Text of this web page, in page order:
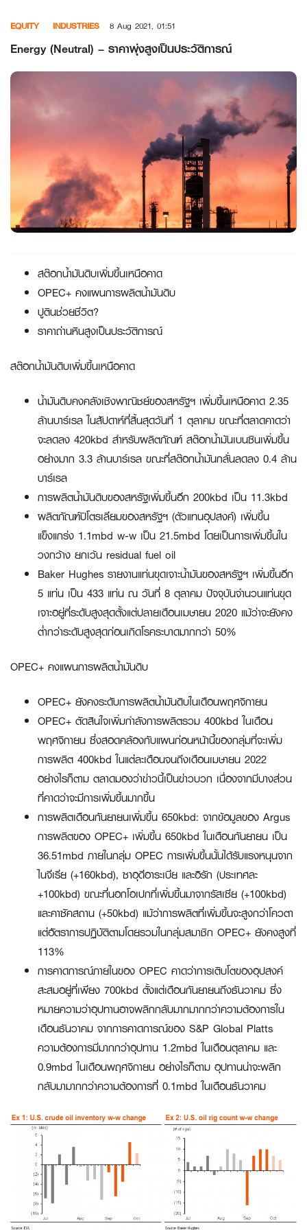
content
EQUITY INDUSTRIES 8 Aug 2021, 01:51
Energy (Neutral) – ราคาพุ่งสูงเป็นประวัติการณ์
สต๊อกน้ำมันดิบเพิ่มขึ้นเหนือคาด
OPEC+ คงแผนการผลิตน้ำมันดิบ
ปูตินช่วยชีวิต?
ราคาถ่านหินสูงเป็นประวัติการณ์
สต๊อกน้ำมันดิบเพิ่มขึ้นเหนือคาด
น้ำมันดิบคงคลังเชิงพาณิชย์ของสหรัฐฯ เพิ่มขึ้นเหนือคาด 2.35
ล้านบาร์เรล ในสัปดาห์ที่สิ้นสุดวันที่ 1 ตุลาคม ขณะที่ตลาดคาดว่า
จะลดลง 420kbd สำหรับผลิตภัณฑ์ สต๊อกน้ำมันเบนซินเพิ่มขึ้น
อย่างมาก 3.3 ล้านบาร์เรล ขณะที่สต๊อกน้ำมันกลั่นลดลง 0.4 ล้าน
บาร์เรล
การผลิตน้ำมันดิบของสหรัฐเพิ่มขึ้นอีก 200kbd เป็น 11.3kbd
ผลิตภัณฑ์ปิโตรเลียมของสหรัฐฯ (ตัวแทนอุปสงค์) เพิ่มขึ้น
แข็งแกร่ง 1.1mbd w-w เป็น 21.5mbd โดยเป็นการเพิ่มขึ้นใน
วงกว้าง ยกเว้น residual fuel oil
Baker Hughes รายงานแท่นขุดเจาะน้ำมันของสหรัฐฯ เพิ่มขึ้นอีก
5 แท่น เป็น 433 แท่น ณ วันที่ 8 ตุลาคม ปัจจุบันจำนวนแท่นขุด
เจาะอยู่ที่ระดับสูงสุดตั้งแต่ปลายเดือนเมษายน 2020 แม้ว่าจะยังคง
ต่ำกว่าระดับสูงสุดก่อนเกิดโรคระบาดมากกว่า 50%
OPEC+ คงแผนการผลิตน้ำมันดิบ
OPEC+ ยังคงระดับการผลิตน้ำมันดิบในเดือนพฤศจิกายน
OPEC+ ตัดสินใจเพิ่มกำลังการผลิตรวม 400kbd ในเดือน
พฤศจิกายน ซึ่งสอดคล้องกับแผนก่อนหน้านี้ของกลุ่มที่จะเพิ่ม
การผลิต 400kbd ในแต่ละเดือนจนถึงเดือนเมษายน 2022
อย่างไรก็ตาม ตลาดมองว่าข่าวนี้เป็นข่าวบวก เนื่องจากมีบางส่วน
ที่คาดว่าจะมีการเพิ่มขึ้นมากขึ้น
การผลิตเดือนกันยายนเพิ่มขึ้น 650kbd: จากข้อมูลของ Argus
การผลิตของ OPEC+ เพิ่มขึ้น 650kbd ในเดือนกันยายน เป็น
36.51mbd ภายในกลุ่ม OPEC การเพิ่มขึ้นนั้นได้รับแรงหนุนจาก
ไนจีเรีย (+160kbd), ซาอุดีอาระเบีย และอิรัก (ประเทศละ
+100kbd) ขณะที่นอกโอเปกที่เพิ่มขึ้นมาจากรัสเซีย (+100kbd)
และคาซัคสถาน (+50kbd) แม้ว่าการผลิตที่เพิ่มขึ้นจะสูงกว่าโควตา
แต่อัตราการปฏิบัติตามโดยรวมในกลุ่มสมาชิก OPEC+ ยังคงสูงที่
113%
การคาดการณ์ภายในของ OPEC คาดว่าการเติบโตของอุปสงค์
สะสมอยู่ที่เพียง 700kbd ตั้งแต่เดือนกันยายนถึงธันวาคม ซึ่ง
หมายความว่าอุปทานอาจพลิกกลับมากมากกว่าความต้องการใน
เดือนธันวาคม จากการคาดการณ์ของ S&P Global Platts
ความต้องการมีมากกว่าอุปทาน 1.2mbd ในเดือนตุลาคม และ
0.9mbd ในเดือนพฤศจิกายน อย่างไรก็ตาม อุปทานน่าจะพลิก
กลับมามากกว่าความต้องการที่ 0.1mbd ในเดือนธันวาคม